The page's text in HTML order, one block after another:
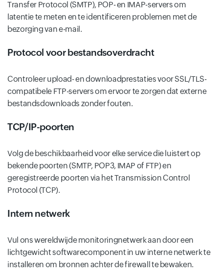
Transfer Protocol (SMTP), POP- en IMAP-servers om
latentie te meten en te identificeren problemen met de
bezorging van e-mail.
Protocol voor bestandsoverdracht
Controleer upload- en downloadprestaties voor SSL/TLS-
compatibele FTP-servers om ervoor te zorgen dat externe
bestandsdownloads zonder fouten.
TCP/IP-poorten
Volg de beschikbaarheid voor elke service die luistert op
bekende poorten (SMTP, POP3, IMAP of FTP) en
geregistreerde poorten via het Transmission Control
Protocol (TCP).
Intern netwerk
Vul ons wereldwijde monitoringnetwerk aan door een
lichtgewicht softwarecomponent in uw interne netwerk te
installeren om bronnen achter de firewall te bewaken.